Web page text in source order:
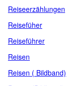
Reiseerzählungen
Reisefüher
Reiseführer
Reisen
Reisen ( Bildband)